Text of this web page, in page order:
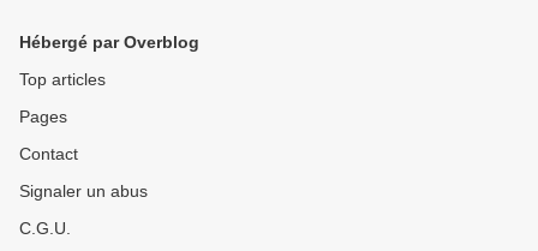
Hébergé par Overblog
Top articles
Pages
Contact
Signaler un abus
C.G.U.